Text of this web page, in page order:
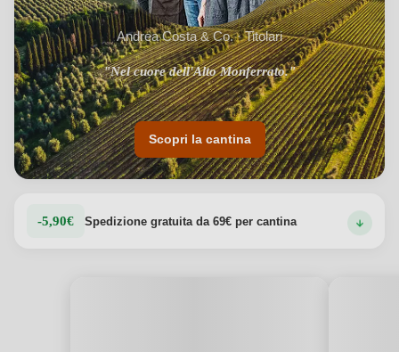
Andrea Costa & Co. · Titolari
"Nel cuore dell'Alto Monferrato."
Scopri la cantina
-5,90€ Spedizione gratuita da 69€ per cantina